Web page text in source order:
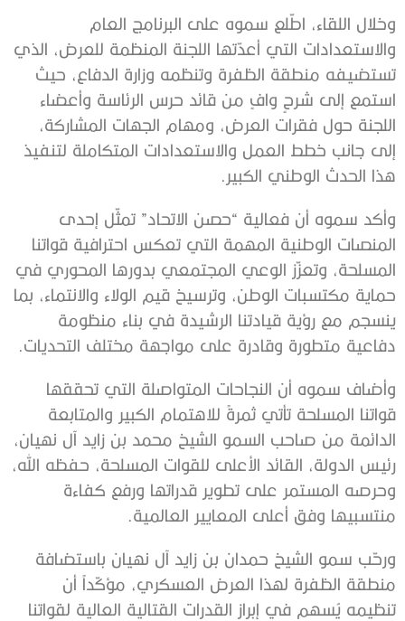
وخلال اللقاء، اطّلع سموه على البرنامج العام
والاستعدادات التي أعدّتها اللجنة المنظمة للعرض، الذي
تستضيفه منطقة الظفرة وتنظمه وزارة الدفاع، حيث
استمع إلى شرحٍ وافٍ من قائد حرس الرئاسة وأعضاء
اللجنة حول فقرات العرض، ومهام الجهات المشاركة،
إلى جانب خطط العمل والاستعدادات المتكاملة لتنفيذ
هذا الحدث الوطني الكبير.
وأكد سموه أن فعالية “حصن الاتحاد” تمثّل إحدى
المنصات الوطنية المهمة التي تعكس احترافية قواتنا
المسلحة، وتعزّز الوعي المجتمعي بدورها المحوري في
حماية مكتسبات الوطن، وترسيخ قيم الولاء والانتماء، بما
ينسجم مع رؤية قيادتنا الرشيدة في بناء منظومة
دفاعية متطورة وقادرة على مواجهة مختلف التحديات.
وأضاف سموه أن النجاحات المتواصلة التي تحققها
قواتنا المسلحة تأتي ثمرةً للاهتمام الكبير والمتابعة
الدائمة من صاحب السمو الشيخ محمد بن زايد آل نهيان،
رئيس الدولة، القائد الأعلى للقوات المسلحة، حفظه الله،
وحرصه المستمر على تطوير قدراتها ورفع كفاءة
منتسبيها وفق أعلى المعايير العالمية.
ورحّب سمو الشيخ حمدان بن زايد آل نهيان باستضافة
منطقة الظفرة لهذا العرض العسكري، مؤكّداً أن
تنظيمه يُسهم في إبراز القدرات القتالية العالية لقواتنا